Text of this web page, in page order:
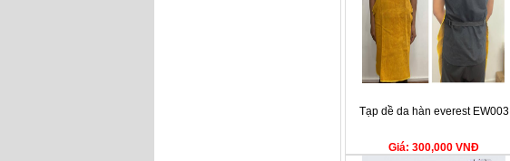
Tạp dề da hàn everest EW003
Giá: 300,000 VNĐ